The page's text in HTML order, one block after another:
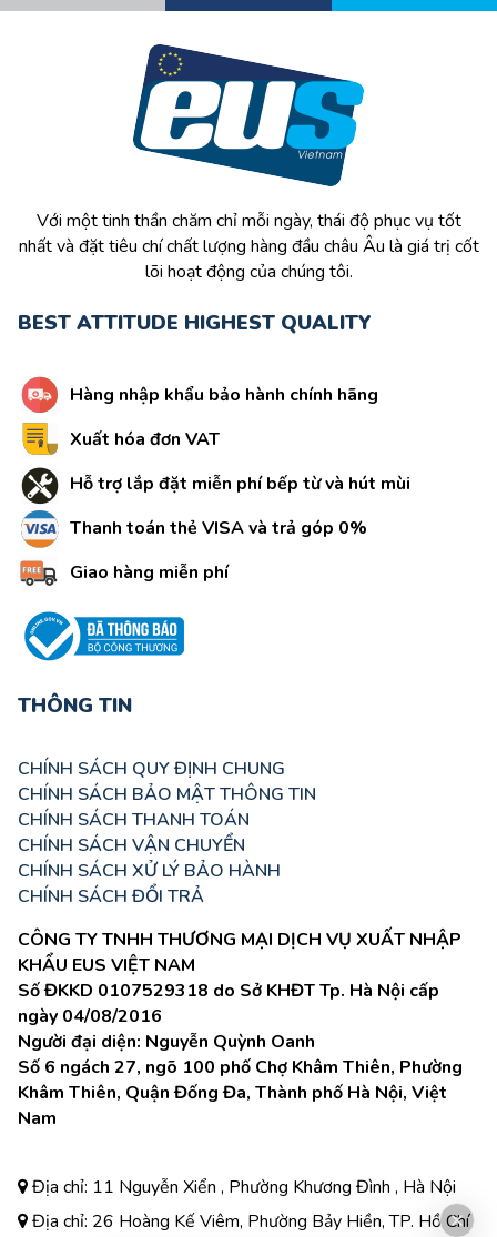
Với một tinh thần chăm chỉ mỗi ngày, thái độ phục vụ tốt
nhất và đặt tiêu chí chất lượng hàng đầu châu Âu là giá trị cốt
lõi hoạt động của chúng tôi.
BEST ATTITUDE HIGHEST QUALITY
Hàng nhập khẩu bảo hành chính hãng
Xuất hóa đơn VAT
Hỗ trợ lắp đặt miễn phí bếp từ và hút mùi
Thanh toán thẻ VISA và trả góp 0%
Giao hàng miễn phí
THÔNG TIN
CHÍNH SÁCH QUY ĐỊNH CHUNG
CHÍNH SÁCH BẢO MẬT THÔNG TIN
CHÍNH SÁCH THANH TOÁN
CHÍNH SÁCH VẬN CHUYỂN
CHÍNH SÁCH XỬ LÝ BẢO HÀNH
CHÍNH SÁCH ĐỔI TRẢ
CÔNG TY TNHH THƯƠNG MẠI DỊCH VỤ XUẤT NHẬP
KHẨU EUS VIỆT NAM
Số ĐKKD 0107529318 do Sở KHĐT Tp. Hà Nội cấp
ngày 04/08/2016
Người đại diện: Nguyễn Quỳnh Oanh
Số 6 ngách 27, ngõ 100 phố Chợ Khâm Thiên, Phường
Khâm Thiên, Quận Đống Đa, Thành phố Hà Nội, Việt
Nam
Địa chỉ: 11 Nguyễn Xiển , Phường Khương Đình , Hà Nội
Địa chỉ: 26 Hoàng Kế Viêm, Phường Bảy Hiền, TP. Hồ Chí